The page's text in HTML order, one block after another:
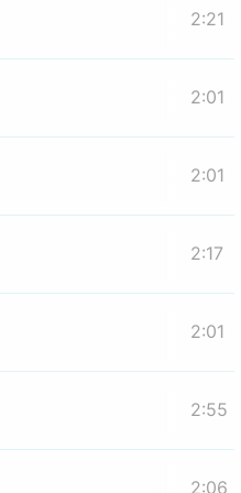
2:21
2:01
2:01
2:17
2:01
2:55
2:06